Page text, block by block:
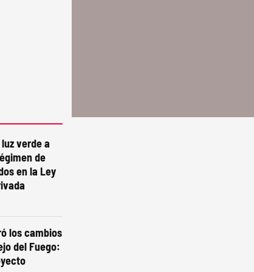
verde a
de
en la Ley
los cambios
del Fuego: